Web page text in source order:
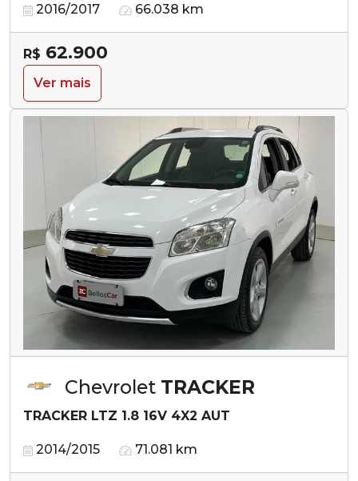
2016/2017 66.038 km
R$ 62.900
Ver mais
Chevrolet TRACKER
TRACKER LTZ 1.8 16V 4X2 AUT
2014/2015 71.081 km